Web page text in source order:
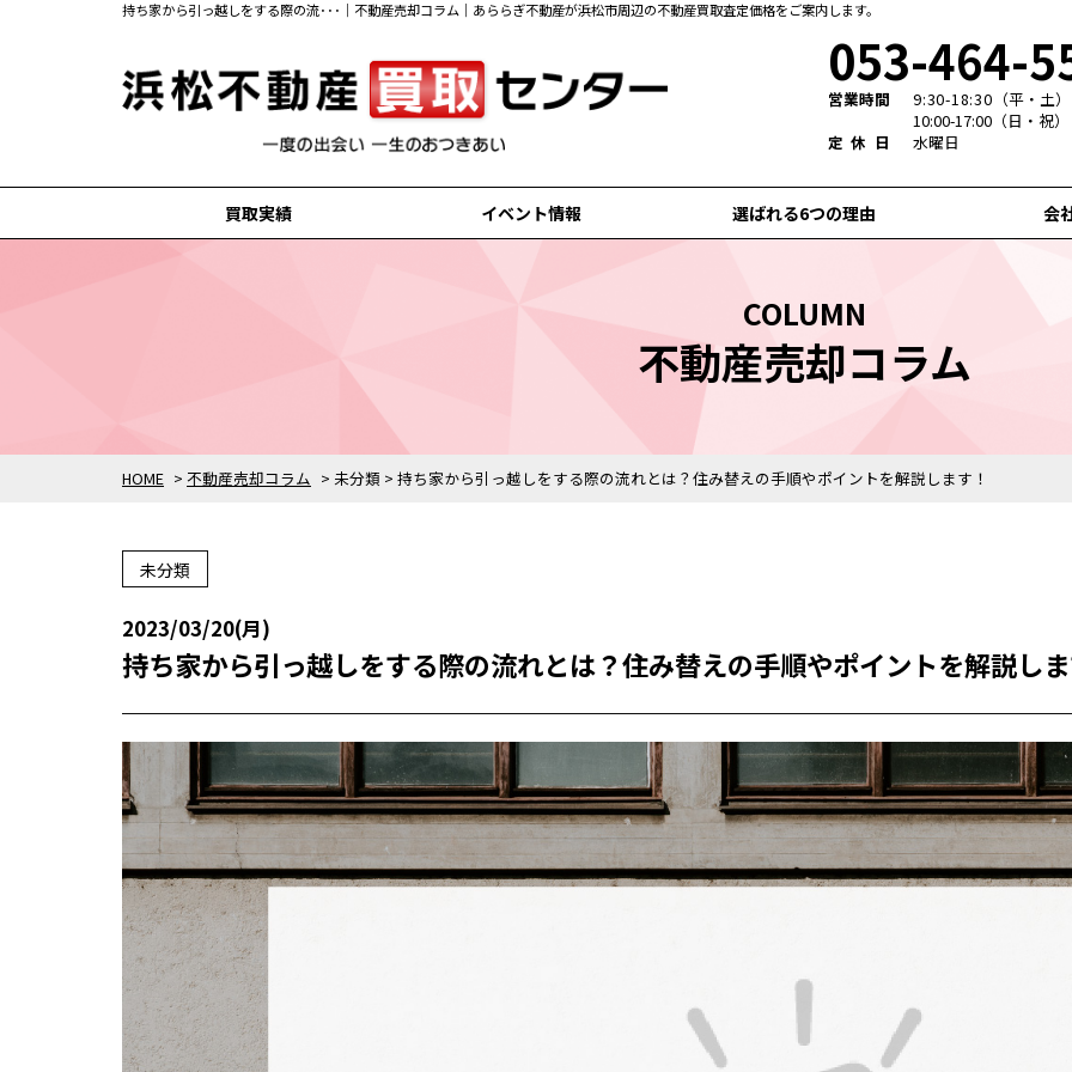
持ち家から引っ越しをする際の流･･･｜不動産売却コラム｜あららぎ不動産が浜松市周辺の不動産買取査定価格をご案内します。
053-464-
営業時間 9:30-18:30 （平・土）
10:00-17:00（日・祝）
定休日
水曜日
買取実績
磐田市の買取実績
掛川市の買取実績
袋井市の買取実績
浜松市中央区の買取実績
浜松市浜名区の買取実績
イベント情報 選ばれる6つの理由 会
HOME > 不動産売却コラム > 未分類 > 持ち家から引っ越しをする際の流れとは？住み替えの手順やポイントを解説します！
COLUMN
不動産売却コラム
未分類
2023/03/20(月)
持ち家から引っ越しをする際の流れとは？住み替えの手順やポイントを解説し